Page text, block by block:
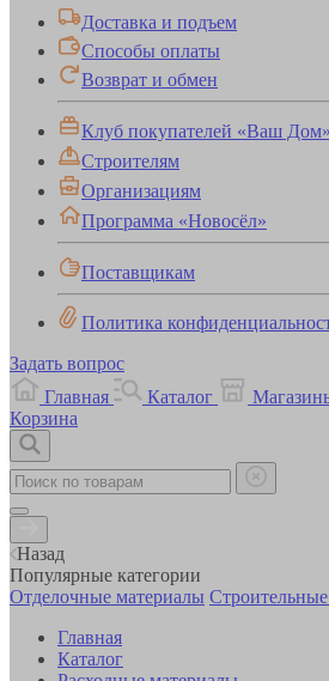
Доставка и подъем
Способы оплаты
Возврат и обмен
Клуб покупателей «Ваш Дом»
Строителям
Организациям
Программа «Новосёл»
Поставщикам
Политика
Задать вопрос
Главная
Каталог
Корзина
Назад
Популярные категории
Отделочные материалы
Главная
Каталог